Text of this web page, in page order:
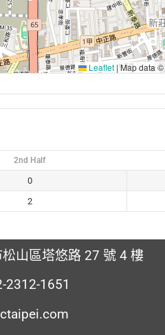
Leaflet |Map data ©
2nd Half
0
2
山區塔悠路 27 號 4 樓
2312-1651